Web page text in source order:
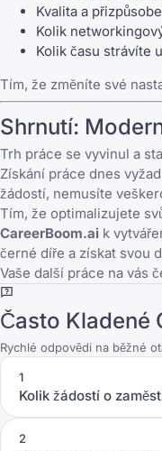
Kvalita a
Kolik
Kolik času strávíte
Tím, že změníte své
Shrnutí:
Trh práce se vyvinul a
Získání práce dnes
žádostí, nemusíte
Tím, že optimalizujete
CareerBoom.ai k
černé díře a získat svou
Vaše další práce na vás
Často Kladené
Rychlé odpovědi na běžné
1
Kolik žádostí o
2